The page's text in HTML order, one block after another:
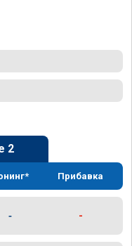
2
Прибавка
- -